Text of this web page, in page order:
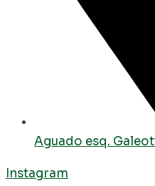
Aguado esq.
Instagram